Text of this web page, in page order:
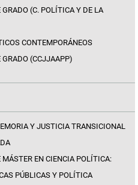
(C. POLÍTICA Y DE LA
CONTEMPORÁNEOS
(CCJJAAPP)
Y JUSTICIA TRANSICIONAL
EN CIENCIA POLÍTICA:
PÚBLICAS Y POLÍTICA